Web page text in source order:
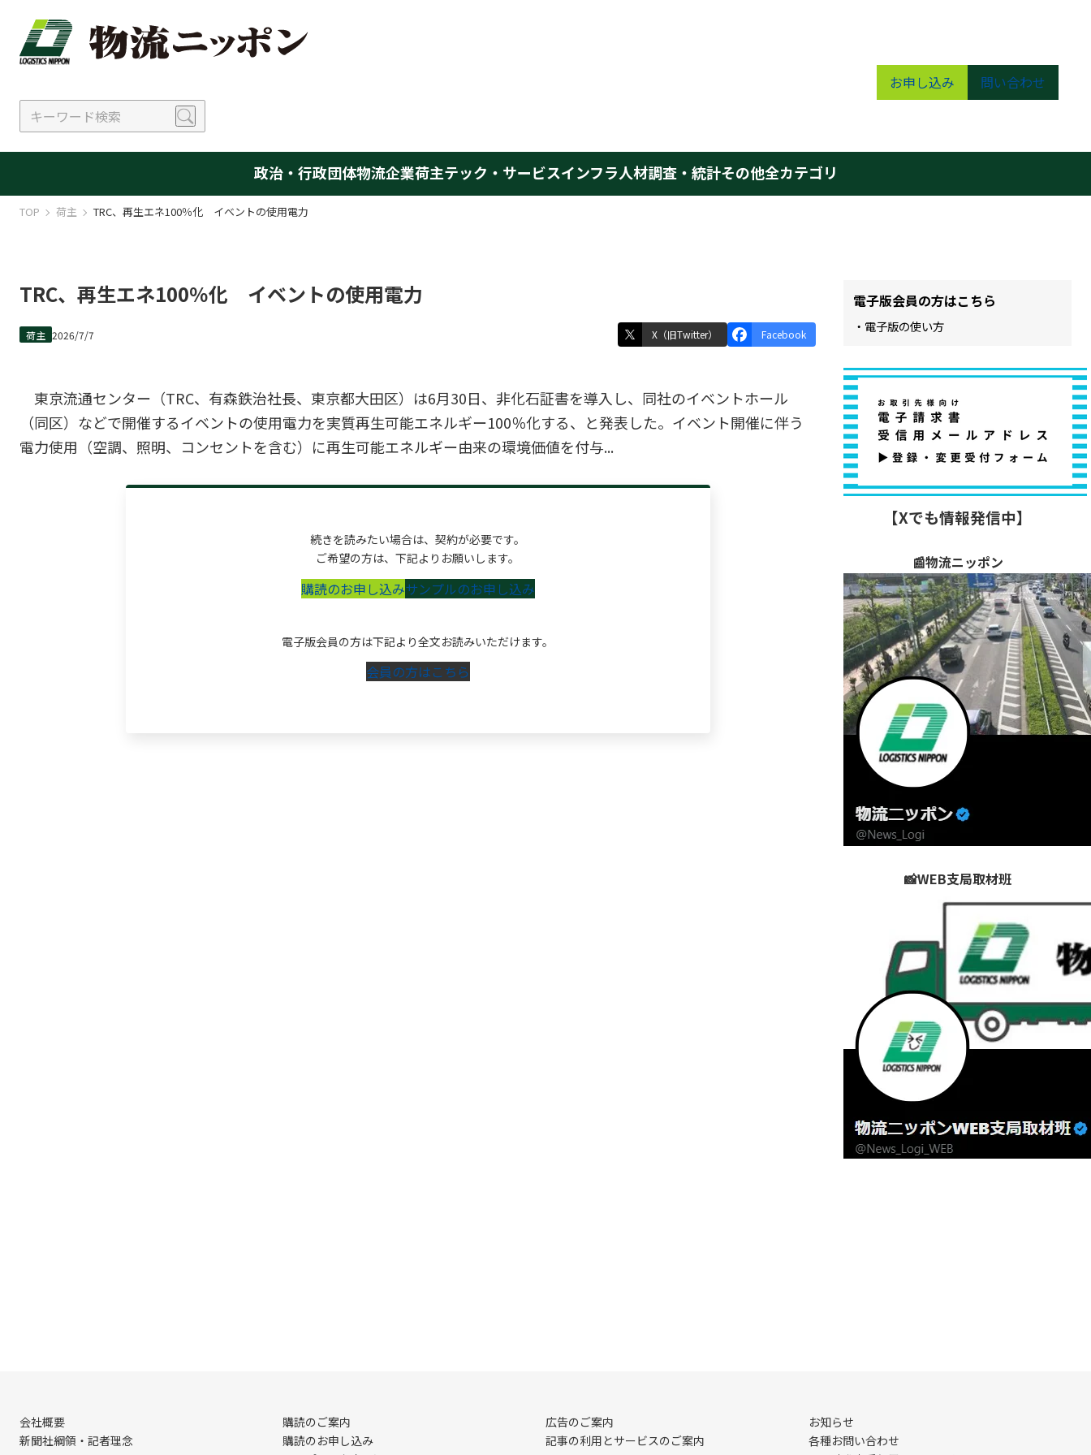
お申し込み 問い合わせ
政治・行政団体物流企業荷主テック・サービスインフラ人材調査・統計その他全カテゴリ
TOP 荷主 TRC、再生エネ100％化 イベントの使用電力
TRC、再生エネ100％化 イベントの使用電力
荷主 2026/7/7 X（旧Twitter） Facebook
東京流通センター（TRC、有森鉄治社長、東京都大田区）は6月30日、非化石証書を導入し、同社のイベントホール
（同区）などで開催するイベントの使用電力を実質再生可能エネルギー100％化する、と発表した。イベント開催に伴う
電力使用（空調、照明、コンセントを含む）に再生可能エネルギー由来の環境価値を付与...
続きを読みたい場合は、契約が必要です。
ご希望の方は、下記よりお願いします。
購読のお申し込みサンプルのお申し込み
電子版会員の方は下記より全文お読みいただけます。
会員の方はこちら
電子版会員の方はこちら
・電子版の使い方
【Xでも情報発信中】
📰物流ニッポン
📸WEB支局取材班
会社概要
新聞社綱領・記者理念
購読のご案内
購読のお申し込み
広告のご案内
記事の利用とサービスのご案内
お知らせ
各種お問い合わせ